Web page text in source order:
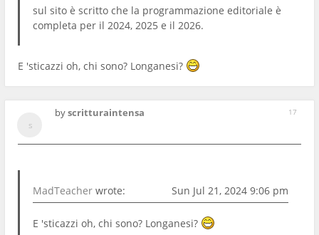
sul sito è scritto che la programmazione editoriale è
completa per il 2024, 2025 e il 2026.
E 'sticazzi oh, chi sono? Longanesi?
17
byscritturaintensa
MadTeacher wrote: Sun Jul 21, 2024 9:06 pm
E 'sticazzi oh, chi sono? Longanesi?